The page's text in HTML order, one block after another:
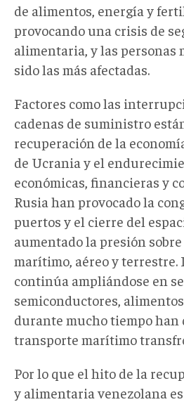
de alimentos, energía y
provocando una crisis de
alimentaria, y las personas
sido las más afectadas.
Factores como las
cadenas de suministro
recuperación de la
de Ucrania y el
económicas, financieras y
Rusia han provocado la
puertos y el cierre del
aumentado la presión
marítimo, aéreo y terrestre.
continúa ampliándose en
semiconductores,
durante mucho tiempo han
transporte marítimo
Por lo que el hito de la
y alimentaria venezolana